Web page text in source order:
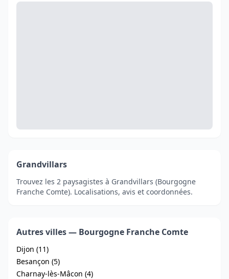
Grandvillars
Trouvez les 2 paysagistes à Grandvillars (Bourgogne
Franche Comte). Localisations, avis et coordonnées.
Autres villes — Bourgogne Franche Comte
Dijon (11)
Besançon (5)
Charnay-lès-Mâcon (4)